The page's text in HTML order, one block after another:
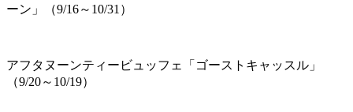
ーン」（9/16～10/31）
アフタヌーンティービュッフェ「ゴーストキャッスル」
（9/20～10/19）